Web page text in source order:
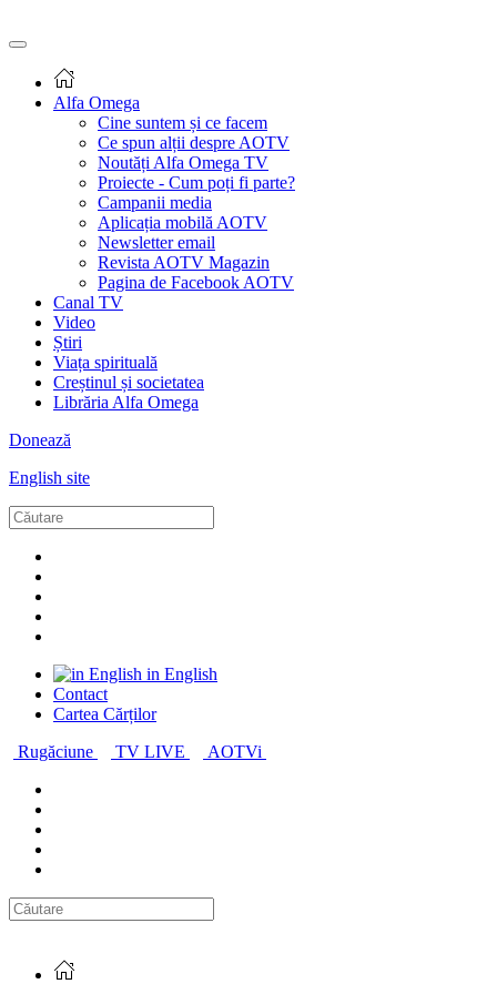
Alfa Omega
Cine suntem și ce facem
Ce spun alții despre AOTV
Noutăți Alfa Omega TV
Proiecte - Cum poți fi parte?
Campanii media
Aplicația mobilă AOTV
Newsletter email
Revista AOTV Magazin
Pagina de Facebook AOTV
Canal TV
Video
Știri
Viața spirituală
Creștinul și societatea
Librăria Alfa Omega
Donează
English site
in English
Contact
Cartea Cărților
Rugăciune
TV LIVE AOTVi